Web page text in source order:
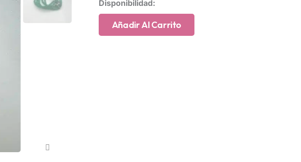
Disponibilidad:
ágatas
verdesAñadir Al Carrito